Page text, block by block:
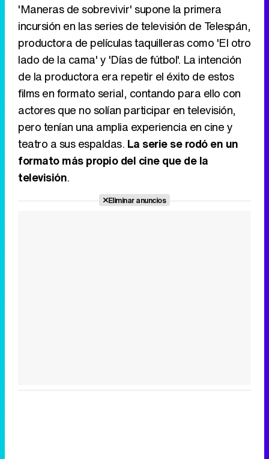
'Maneras de sobrevivir' supone la primera
incursión en las series de televisión de Telespán,
productora de películas taquilleras como 'El otro
lado de la cama' y 'Días de fútbol'. La intención
de la productora era repetir el éxito de estos
films en formato serial, contando para ello con
actores que no solían participar en televisión,
pero tenían una amplia experiencia en cine y
teatro a sus espaldas. La serie se rodó en un
formato más propio del cine que de la
televisión.
Eliminar anuncios